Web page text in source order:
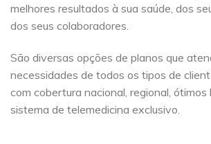
melhores resultados à sua saúde, dos
dos seus colaboradores.
São diversas opções de planos que
necessidades de todos os tipos de
com cobertura nacional, regional, ótimos
sistema de telemedicina exclusivo.